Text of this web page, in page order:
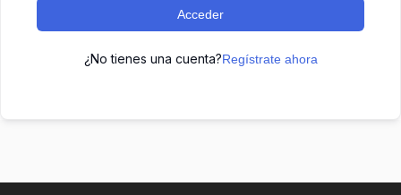
Acceder
¿No tienes una cuenta?Regístrate ahora